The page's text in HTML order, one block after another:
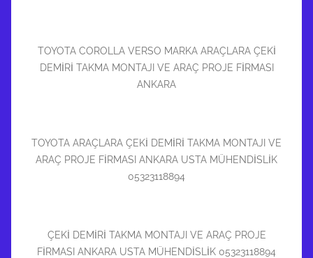
TOYOTA COROLLA VERSO MARKA ARAÇLARA ÇEKİ
DEMİRİ TAKMA MONTAJI VE ARAÇ PROJE FİRMASI
ANKARA
TOYOTA ARAÇLARA ÇEKİ DEMİRİ TAKMA MONTAJI VE
ARAÇ PROJE FİRMASI ANKARA USTA MÜHENDİSLİK
05323118894
ÇEKİ DEMİRİ TAKMA MONTAJI VE ARAÇ PROJE
FİRMASI ANKARA USTA MÜHENDİSLİK 05323118894